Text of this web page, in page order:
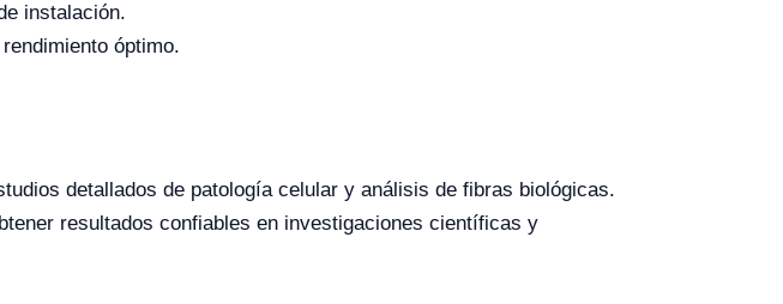
instalación.
óptimo.
detallados de patología celular y análisis de fibras biológicas.
resultados confiables en investigaciones científicas y